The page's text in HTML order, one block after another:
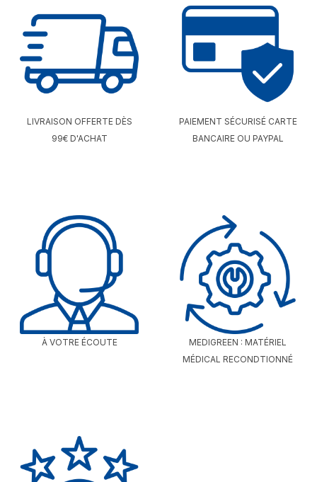
LIVRAISON OFFERTE DÈS
99€ D'ACHAT
PAIEMENT SÉCURISÉ CARTE
BANCAIRE OU PAYPAL
À VOTRE ÉCOUTE
MEDIGREEN : MATÉRIEL
MÉDICAL RECONDTIONNÉ